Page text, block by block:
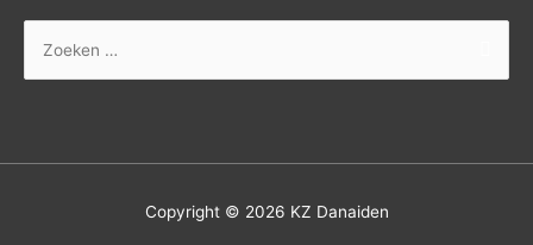
Zoek
naar:
Copyright © 2026 KZ Danaiden